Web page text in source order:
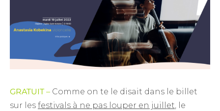
GRATUIT – Comme on te le disait dans le billet
sur les festivals à ne pas louper en juillet, le